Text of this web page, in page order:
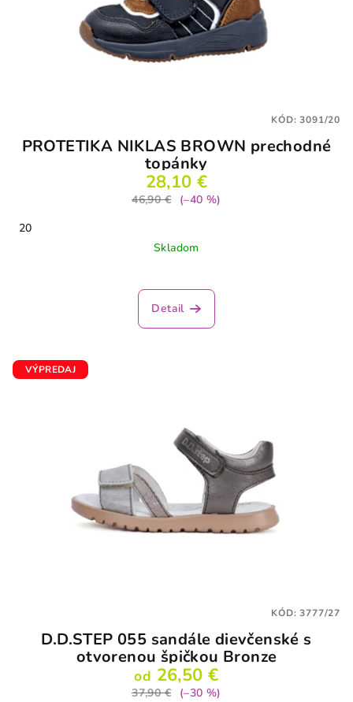
PROTETIKA NIKLAS BROWN prechodné
topánky
28,10 €
46,90 €
(–40 %)
20
Skladom
Detail
KÓD:3091/20
VÝPREDAJ
D.D.STEP 055 sandále dievčenské s
otvorenou špičkou Bronze
od 26,50 €
37,90 €
(–30 %)
KÓD:3777/27